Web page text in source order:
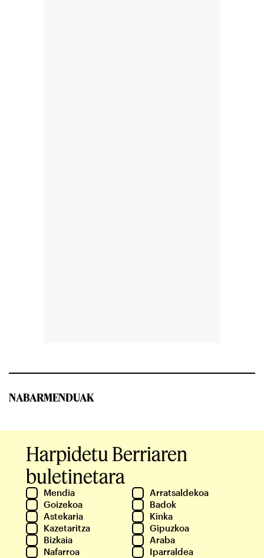
NABARMENDUAK
Harpidetu Berriaren
buletinetara
Mendia
Arratsaldekoa
Goizekoa
Badok
Astekaria
Kinka
Kazetaritza
Gipuzkoa
Bizkaia
Araba
Nafarroa
Iparraldea